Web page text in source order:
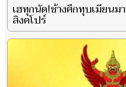
เฮทุกนัด!ช้างศึกทุบเมียนม
สิงคโปร์